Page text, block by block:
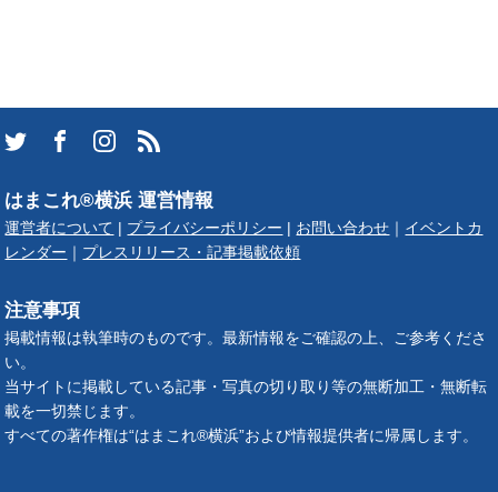
はまこれ®横浜 運営情報
運営者について | プライバシーポリシー | お問い合わせ ｜ イベントカ
レンダー ｜ プレスリリース・記事掲載依頼
注意事項
掲載情報は執筆時のものです。最新情報をご確認の上、ご参考くださ
い。
当サイトに掲載している記事・写真の切り取り等の無断加工・無断転
載を一切禁じます。
すべての著作権は“はまこれ®横浜”および情報提供者に帰属します。